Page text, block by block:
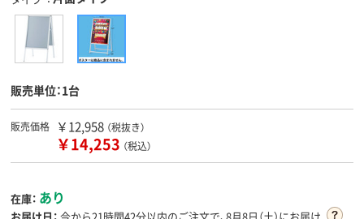
販売単位：1台
販売価格 ￥12,958 （税抜き）
￥14,253 （税込）
在庫： あり